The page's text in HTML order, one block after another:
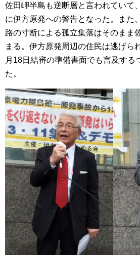
佐田岬半島も逆断層と言われていて
に伊方原発への警告となった。また
路の寸断による孤立集落はそのまま
まる。伊方原発周辺の住民は逃げら
月18日結審の準備書面でも言及する
た。